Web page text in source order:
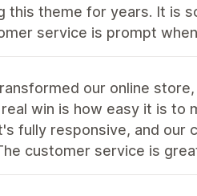
this theme for years. It is
service is prompt
our online
win is how easy it is to
fully responsive, and our
customer service is